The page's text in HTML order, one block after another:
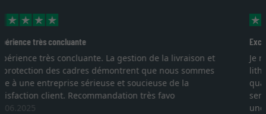
Excellent
Je recherchais un cadre sur mesure pour une
lithographie, je suis tombée sur ce site. Le choix et la
qualité sont au rendez vous. Emballage professionnel,
service et livraison dans les temps. J'espère revenir pour
une autre commande. Merci.